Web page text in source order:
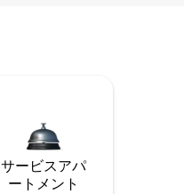
サービスアパ
ートメント